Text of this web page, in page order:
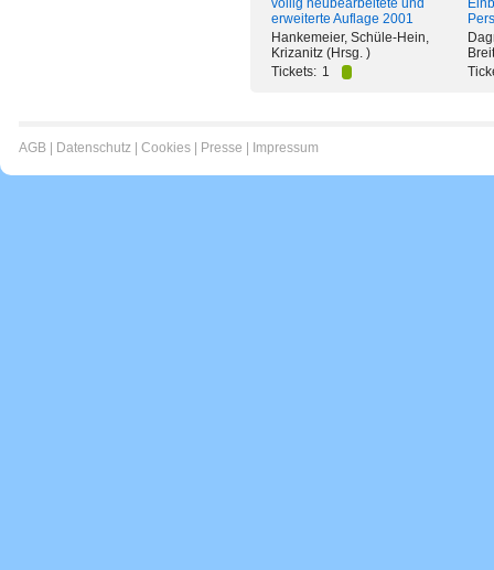
völlig neubearbeitete und
erweiterte Auflage 2001
Hankemeier, Schüle-Hein,
Krizanitz (Hrsg. )
Tickets: 1
AGB Datenschutz Cookies Presse Impressum